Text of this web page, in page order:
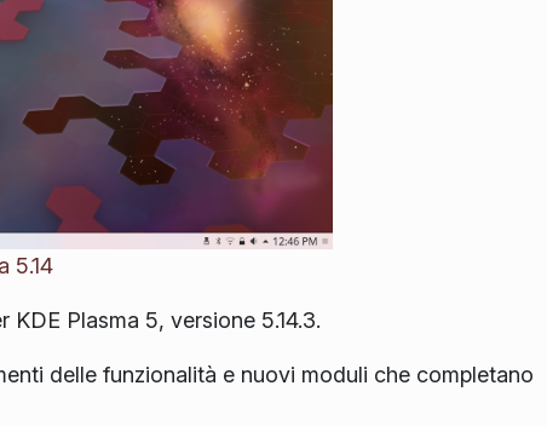
5.14
Plasma 5, versione 5.14.3.
delle funzionalità e nuovi moduli che completano